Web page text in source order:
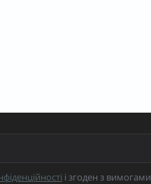
і згоден з вимогами